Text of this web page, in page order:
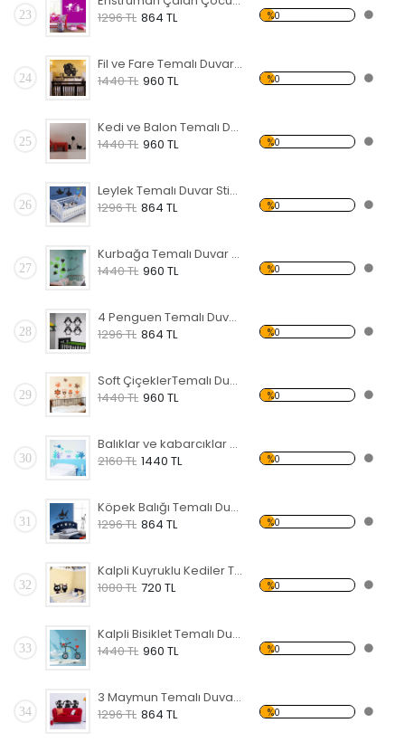
23
1296 TL 864 TL %0
24
Fil ve Fare Temalı Duvar Sticker
1440 TL 960 TL %0
25
Kedi ve Balon Temalı Duvar Sticker
1440 TL 960 TL %0
26
Leylek Temalı Duvar Sticker
1296 TL 864 TL %0
27
Kurbağa Temalı Duvar Sticker
1440 TL 960 TL %0
28
4 Penguen Temalı Duvar Sticker
1296 TL 864 TL %0
29
Soft ÇiçeklerTemalı Duvar Sticker
1440 TL 960 TL %0
30
Balıklar ve kabarcıklar Temalı Duvar Sticker
2160 TL 1440 TL %0
31
Köpek Balığı Temalı Duvar Sticker
1296 TL 864 TL %0
32
Kalpli Kuyruklu Kediler Temalı Duvar Sticker
1080 TL 720 TL %0
33
Kalpli Bisiklet Temalı Duvar Sticker
1440 TL 960 TL %0
34
3 Maymun Temalı Duvar Sticker
1296 TL 864 TL %0